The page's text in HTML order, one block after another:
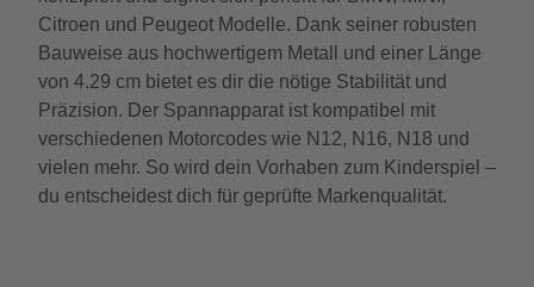
Citroen und Peugeot Modelle. Dank seiner robusten
Bauweise aus hochwertigem Metall und einer Länge
von 4.29 cm bietet es dir die nötige Stabilität und
Präzision. Der Spannapparat ist kompatibel mit
verschiedenen Motorcodes wie N12, N16, N18 und
vielen mehr. So wird dein Vorhaben zum Kinderspiel –
du entscheidest dich für geprüfte Markenqualität.